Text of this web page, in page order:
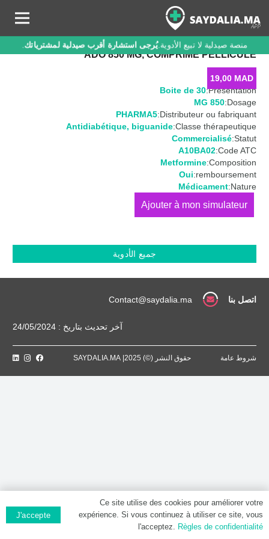
منصة صيدلية لا تبيع الأدوية.يُرجى استشارة أقرب صيدلية لمشترياتك.
ADO 850 MG, COMPRIMÉ PELLICULÉ
19,00 MAD
Présentation:
Boite de 30
Dosage:
850 MG
Distributeur ou fabriquant:
PHARMA5
Classe thérapeutique:
Antidiabétique, biguanide
Statut:
Commercialisé
Code ATC:
A10BA02
Composition:
Metformine
remboursement:
Oui
Nature:
Médicament
كمية
MG,
جميع الأدوية
اتصل بنا Contact@saydalia.ma
آخر تحديث بتاريخ : 24/05/2024
شروط عامة حقوق النشر (©) 2025| SAYDALIA.MA
Ce site utilise des cookies pour améliorer votre
expérience. Si vous continuez à utiliser ce site, vous
l'acceptez. Règles de confidentialité
J'accepte